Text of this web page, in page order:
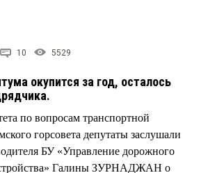
10 5529
окупится за год, осталось
по вопросам транспортной
горсовета депутаты заслушали
БУ «Управление дорожного
Галины ЗУРНАДЖАН о